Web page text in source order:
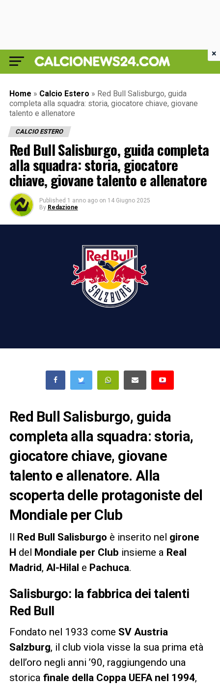
Home » Calcio Estero » Red Bull Salisburgo, guida
completa alla squadra: storia, giocatore chiave, giovane
talento e allenatore
CALCIO ESTERO
Red Bull Salisburgo, guida completa
alla squadra: storia, giocatore
chiave, giovane talento e allenatore
Published 1 anno ago on 14 Giugno 2025
By Redazione
Red Bull Salisburgo, guida
completa alla squadra: storia,
giocatore chiave, giovane
talento e allenatore. Alla
scoperta delle protagoniste del
Mondiale per Club
Il Red Bull Salisburgo è inserito nel girone
H del Mondiale per Club insieme a Real
Madrid, Al-Hilal e Pachuca.
Salisburgo: la fabbrica dei talenti
Red Bull
Fondato nel 1933 come SV Austria
Salzburg, il club viola visse la sua prima età
dell’oro negli anni ’90, raggiungendo una
storica finale della Coppa UEFA nel 1994,
×